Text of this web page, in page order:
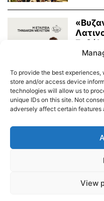
Δημοτικό Λιμενικό
To provide the best
store and/or access device
technologies will allow us to
unique IDs on this site. Not
adversely affect certain features
View